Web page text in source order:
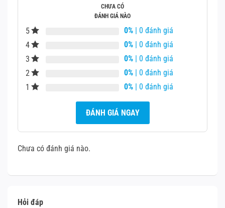
động mạnh để giảm thiểu hư hỏng cho chân
Thay thế chân sạc:
Nếu chân sạc bị hỏng nặng, việc thay thế là
cần thiết. Hãy đến các trung tâm sửa chữa
uy tín để đảm bảo chất lượng và an toàn.
Việc bảo quản và sử dụng iPad đúng cách sẽ giúp kéo dài
CHƯA CÓ
ĐÁNH GIÁ NÀO
5 0% | 0 đánh giá
4
0% | 0 đánh giá
3
0% | 0 đánh giá
2
0% | 0 đánh giá
1
0% | 0 đánh giá
ĐÁNH GIÁ NGAY
Chưa có đánh giá nào.
Hỏi đáp